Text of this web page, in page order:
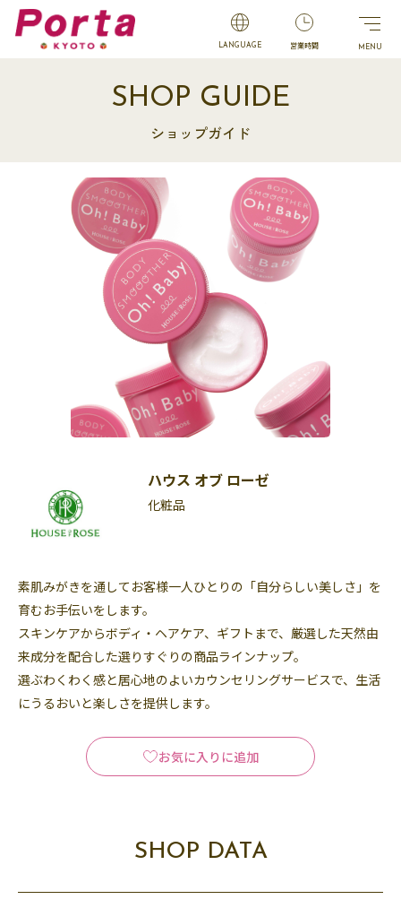
LANGUAGE 営業時間
SHOP GUIDE
ショップガイド
ハウス オブ ローゼ
化粧品
素肌みがきを通してお客様一人ひとりの「自分らしい美しさ」を
育むお手伝いをします。
スキンケアからボディ・ヘアケア、ギフトまで、厳選した天然由
来成分を配合した選りすぐりの商品ラインナップ。
選ぶわくわく感と居心地のよいカウンセリングサービスで、生活
にうるおいと楽しさを提供します。
お気に入りに追加
SHOP DATA